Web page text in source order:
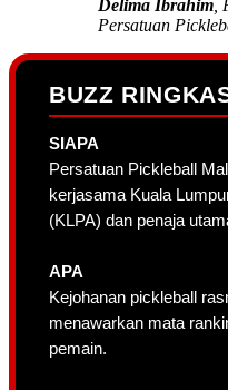
Delima Ibrahim
Persatuan
BUZZ
SIAPA
Persatuan Pickleball
kerjasama Kuala
(KLPA) dan penaja
APA
Kejohanan pickleball
menawarkan mata
pemain.